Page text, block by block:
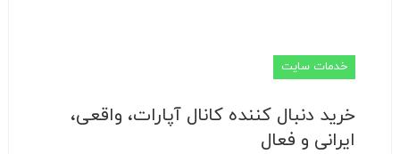
خدمات سایت
خرید دنبال کننده کانال آپارات، واقعی،
ایرانی و فعال